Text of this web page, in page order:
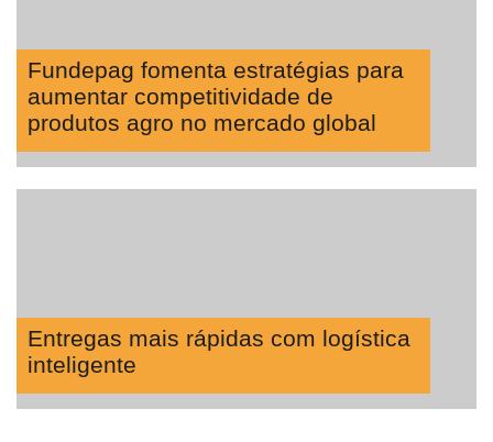
Fundepag fomenta estratégias para
aumentar competitividade de
produtos agro no mercado global
Entregas mais rápidas com logística
inteligente